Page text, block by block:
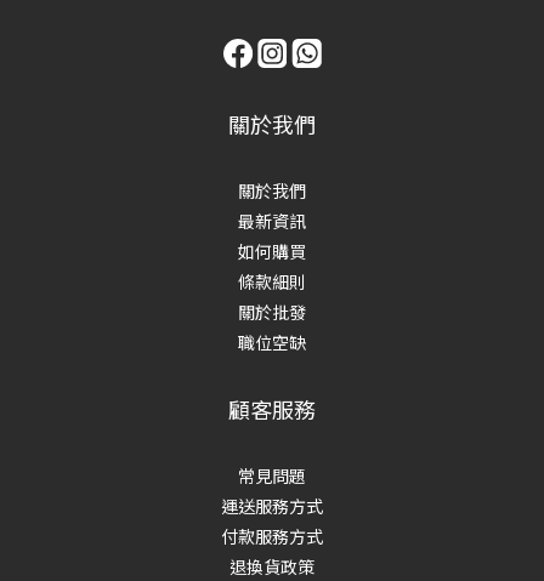
關於我們
關於我們
最新資訊
如何購買
條款細則
關於批發
職位空缺
顧客服務
常見問題
運送服務方式
付款服務方式
退換貨政策